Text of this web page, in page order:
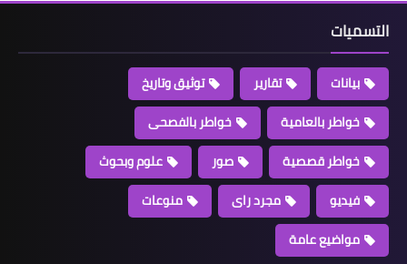
التسميات
بيانات تقارير
توثيق وتاريخ
خواطر بالعامية
خواطر بالفصحى
خواطر قصصية
صور
علوم وبحوث
فيديو
مجرد راى
منوعات
مواضيع عامة